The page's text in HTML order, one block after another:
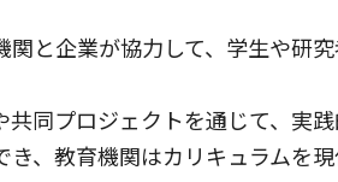
と企業が協力して、学生や研
共同プロジェクトを通じて、実
、教育機関はカリキュラムを